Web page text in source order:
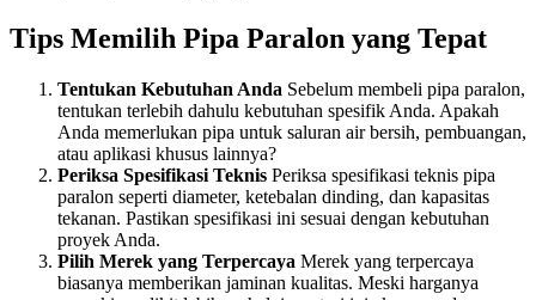
Tips Memilih Pipa Paralon yang Tepat
Tentukan Kebutuhan Anda Sebelum membeli pipa paralon,
tentukan terlebih dahulu kebutuhan spesifik Anda. Apakah
Anda memerlukan pipa untuk saluran air bersih, pembuangan,
atau aplikasi khusus lainnya?
Periksa Spesifikasi Teknis Periksa spesifikasi teknis pipa
paralon seperti diameter, ketebalan dinding, dan kapasitas
tekanan. Pastikan spesifikasi ini sesuai dengan kebutuhan
proyek Anda.
Pilih Merek yang Terpercaya Merek yang terpercaya
biasanya memberikan jaminan kualitas. Meski harganya